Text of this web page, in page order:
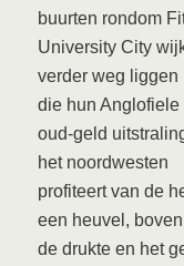
buurten rondom
University City
verder weg liggen
die hun Anglofiele
oud-geld
het noordwesten
profiteert van de
een heuvel, boven
de drukte en het